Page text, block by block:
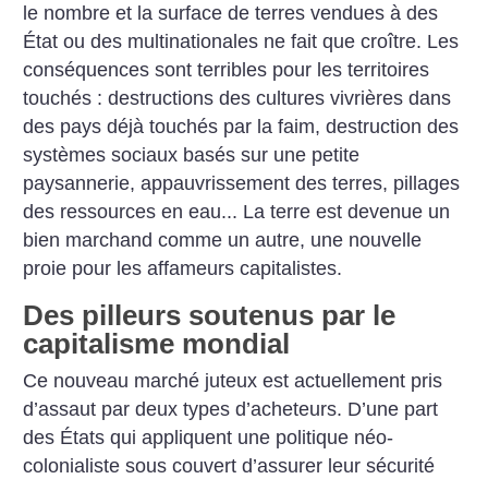
le nombre et la surface de terres vendues à des
État ou des multinationales ne fait que croître. Les
conséquences sont terribles pour les territoires
touchés : destructions des cultures vivrières dans
des pays déjà touchés par la faim, destruction des
systèmes sociaux basés sur une petite
paysannerie, appauvrissement des terres, pillages
des ressources en eau... La terre est devenue un
bien marchand comme un autre, une nouvelle
proie pour les affameurs capitalistes.
Des pilleurs soutenus par le
capitalisme mondial
Ce nouveau marché juteux est actuellement pris
d’assaut par deux types d’acheteurs. D’une part
des États qui appliquent une politique néo-
colonialiste sous couvert d’assurer leur sécurité